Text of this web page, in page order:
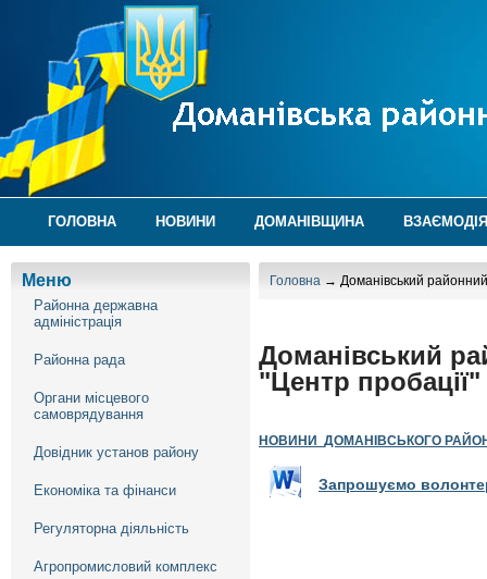
ГОЛОВНА НОВИНИ ДОМАНІВЩИНА
Меню
Районна державна
адміністрація
Районна рада
Органи місцевого
самоврядування
Довідник установ району
Економіка та фінанси
Регуляторна діяльність
Агропромисловий комплекс
Головна → Доманівський районний
Доманівський
"Центр пробації"
НОВИНИ ДОМАНІВСЬКОГО
Запрошуємо